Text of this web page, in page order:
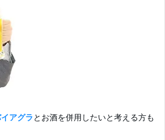
アグラ とお酒を併用したいと考える方も